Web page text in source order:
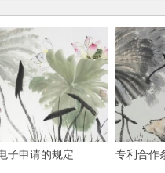
子申请的规定 专利合作